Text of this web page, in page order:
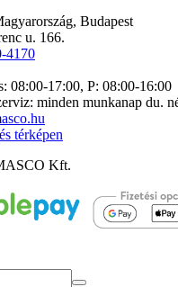
Budapest
u. 166.
4170
08:00-17:00, P: 08:00-16:00
minden munkanap du.
térképen
Kft.